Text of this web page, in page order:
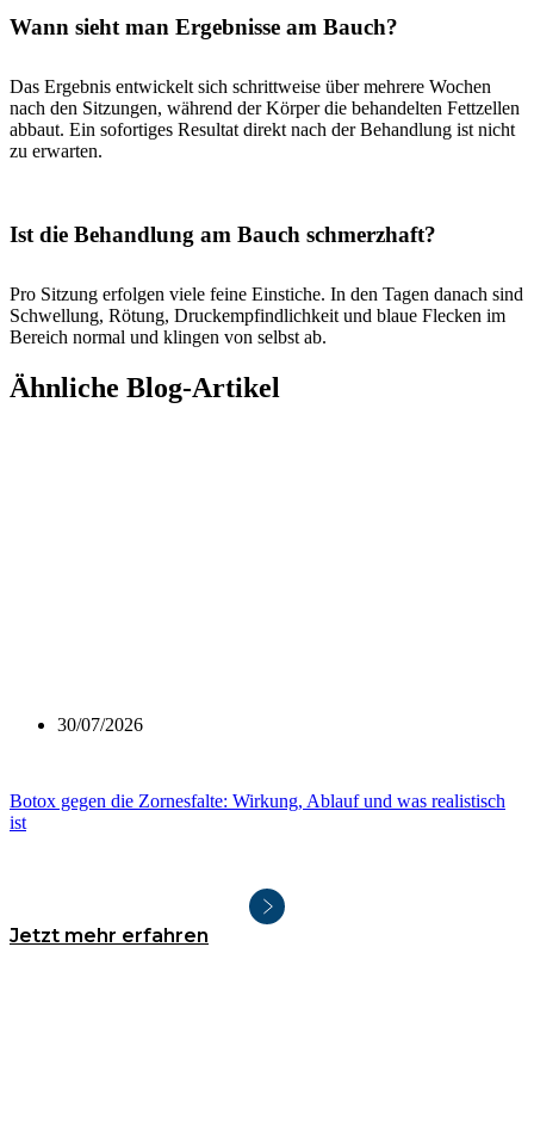
Wann sieht man Ergebnisse am Bauch?
Das Ergebnis entwickelt sich schrittweise über mehrere Wochen
nach den Sitzungen, während der Körper die behandelten Fettzellen
abbaut. Ein sofortiges Resultat direkt nach der Behandlung ist nicht
zu erwarten.
Ist die Behandlung am Bauch schmerzhaft?
Pro Sitzung erfolgen viele feine Einstiche. In den Tagen danach sind
Schwellung, Rötung, Druckempfindlichkeit und blaue Flecken im
Bereich normal und klingen von selbst ab.
Ähnliche Blog-Artikel
30/07/2026
Botox gegen die Zornesfalte: Wirkung, Ablauf und was realistisch
ist
Jetzt mehr erfahren